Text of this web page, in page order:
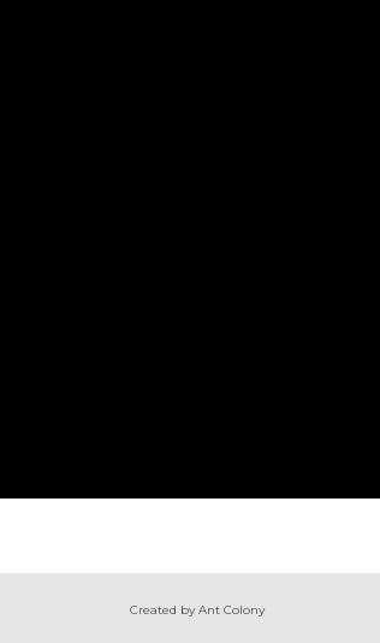
Created by Ant Colony